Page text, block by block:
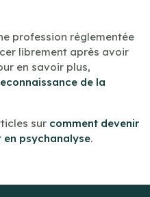
profession réglementée
librement après avoir
en savoir plus,
de la
sur comment devenir
psychanalyse.